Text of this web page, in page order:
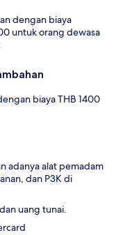
dengan biaya
untuk orang dewasa
biaya THB 1400
adanya alat pemadam
dan P3K di
uang tunai.